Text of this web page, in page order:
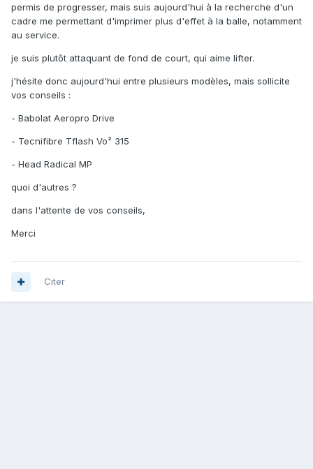
permis de progresser, mais suis aujourd'hui à la recherche d'un
cadre me permettant d'imprimer plus d'effet à la balle, notamment
au service.
je suis plutôt attaquant de fond de court, qui aime lifter.
j'hésite donc aujourd'hui entre plusieurs modèles, mais sollicite
vos conseils :
- Babolat Aeropro Drive
- Tecnifibre Tflash Vo² 315
- Head Radical MP
quoi d'autres ?
dans l'attente de vos conseils,
Merci
Citer